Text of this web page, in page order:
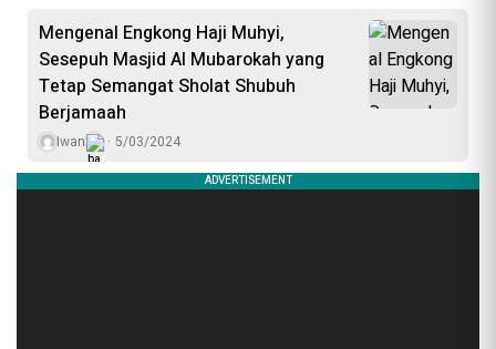
Mengenal Engkong Haji Muhyi,
Sesepuh Masjid Al Mubarokah yang
Tetap Semangat Sholat Shubuh
Berjamaah
Iwan 5/03/2024